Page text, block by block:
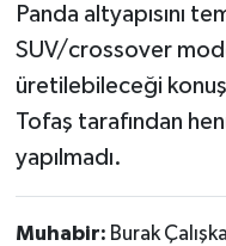
Panda altyapısını
SUV/crossover
üretilebileceği
Tofaş tarafından
yapılmadı.
Muhabir: Burak